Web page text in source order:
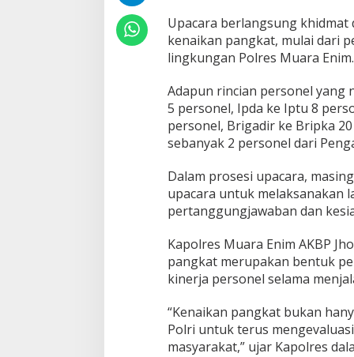
Upacara berlangsung
kenaikan pangkat, mulai dari
lingkungan Polres Muara Enim.
Adapun rincian personel yang
5 personel, Ipda ke Iptu 8
personel, Brigadir ke Bripka
sebanyak 2 personel dari
Dalam prosesi upacara,
upacara untuk melaksanakan
pertanggungjawaban dan
Kapolres Muara Enim AKBP
pangkat merupakan bentuk
kinerja personel selama
“Kenaikan pangkat bukan
Polri untuk terus
masyarakat,” ujar Kapolres